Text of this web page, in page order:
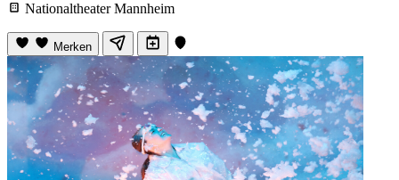
Nationaltheater Mannheim
Merken